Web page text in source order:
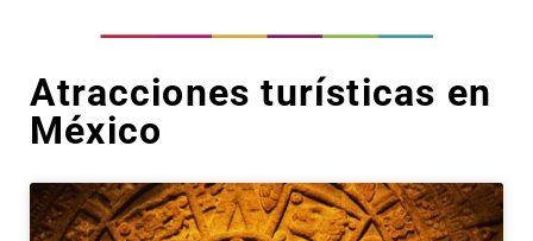
Atracciones turísticas en
México